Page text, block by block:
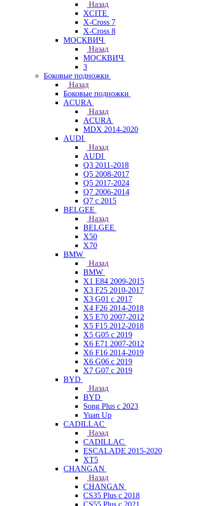
Назад
XCITE
X-Cross 7
X-Cross 8
МОСКВИЧ
Назад
МОСКВИЧ
3
Боковые подножки
Назад
Боковые подножки
ACURA
Назад
ACURA
MDX 2014-2020
AUDI
Назад
AUDI
Q3 2011-2018
Q5 2008-2017
Q5 2017-2024
Q7 2006-2014
Q7 с 2015
BELGEE
Назад
BELGEE
X50
X70
BMW
Назад
BMW
X1 E84 2009-2015
X3 F25 2010-2017
X3 G01 с 2017
X4 F26 2014-2018
X5 E70 2007-2012
X5 F15 2012-2018
X5 G05 с 2019
X6 E71 2007-2012
X6 F16 2014-2019
X6 G06 с 2019
X7 G07 с 2019
BYD
Назад
BYD
Song Plus с 2023
Yuan Up
CADILLAC
Назад
CADILLAC
ESСALADE 2015-2020
XT5
CHANGAN
Назад
CHANGAN
CS35 Plus с 2018
CS55 Plus с 2021